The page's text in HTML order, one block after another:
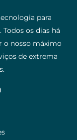
para
os dias há
o nosso máximo
de extrema